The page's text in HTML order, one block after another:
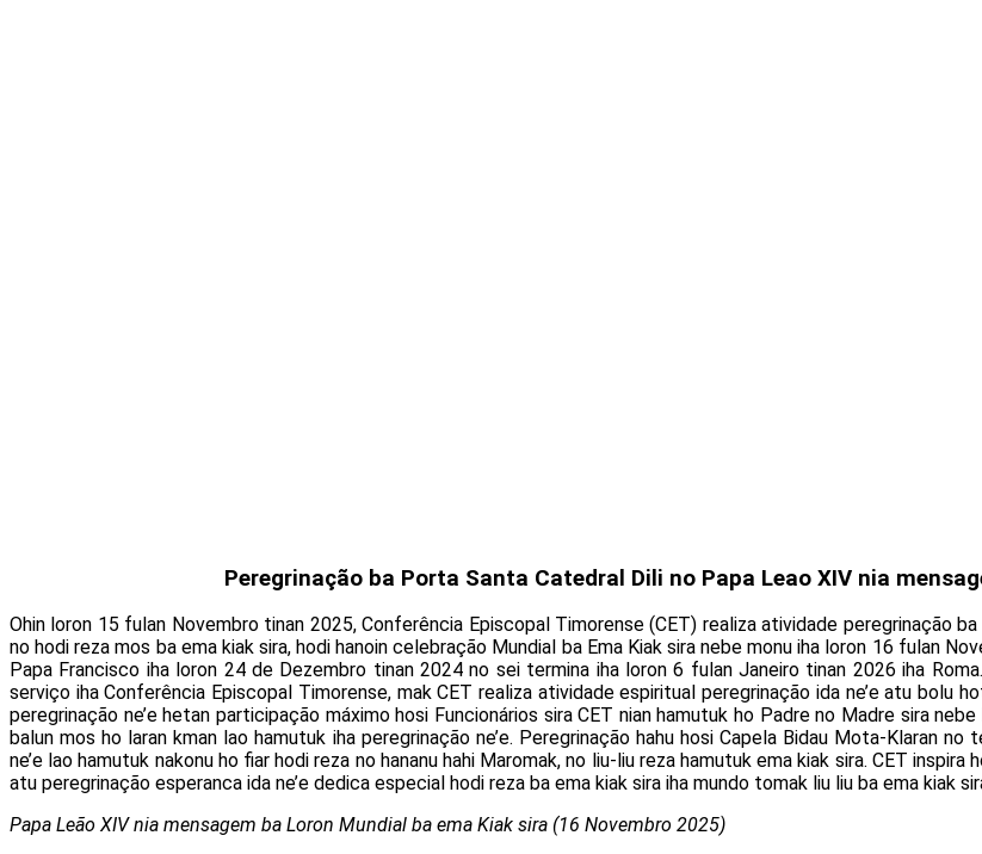
Peregrinação ba Porta Santa Catedral Dili no Papa Leao XIV nia
Ohin loron 15 fulan Novembro tinan 2025, Conferência Episcopal Timorense (CET) realiza atividade peregrinação
no hodi reza mos ba ema kiak sira, hodi hanoin celebração Mundial ba Ema Kiak sira nebe monu iha loron 16 fulan
Papa Francisco iha loron 24 de Dezembro tinan 2024 no sei termina iha loron 6 fulan Janeiro tinan 2026 iha
serviço iha Conferência Episcopal Timorense, mak CET realiza atividade espiritual peregrinação ida ne’e atu bolu
peregrinação ne’e hetan participação máximo hosi Funcionários sira CET nian hamutuk ho Padre no Madre sira
balun mos ho laran kman lao hamutuk iha peregrinação ne’e. Peregrinação hahu hosi Capela Bidau Mota-Klaran
ne’e lao hamutuk nakonu ho fiar hodi reza no hananu hahi Maromak, no liu-liu reza hamutuk ema kiak sira. CET
atu peregrinação esperanca ida ne’e dedica especial hodi reza ba ema kiak sira iha mundo tomak liu liu ba ema kiak
Papa Leão XIV nia mensagem ba Loron Mundial ba ema Kiak sira (16 Novembro 2025)